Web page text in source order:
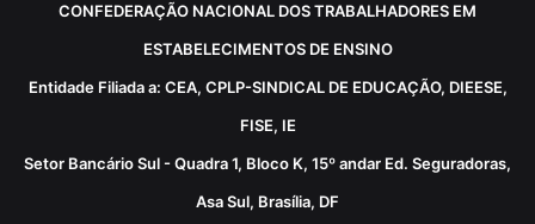
CONFEDERAÇÃO NACIONAL DOS TRABALHADORES EM
ESTABELECIMENTOS DE ENSINO
Entidade Filiada a: CEA, CPLP-SINDICAL DE EDUCAÇÃO, DIEESE,
FISE, IE
Setor Bancário Sul - Quadra 1, Bloco K, 15º andar Ed. Seguradoras,
Asa Sul, Brasília, DF